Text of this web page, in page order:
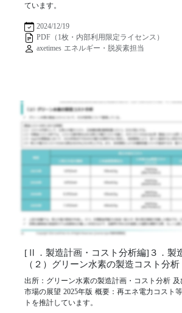
ています。
2024/12/19
PDF（1枚・内部利用限定ライセンス）
axetimes エネルギー・脱炭素担当
[Ⅱ．製造計画・コスト分析編]３．製
（２）グリーン水素の製造コスト分析
出所：グリーン水素の製造計画・コスト分析
市場の展望 2025年版 概要：再エネ電力コスト
トを推計しています。